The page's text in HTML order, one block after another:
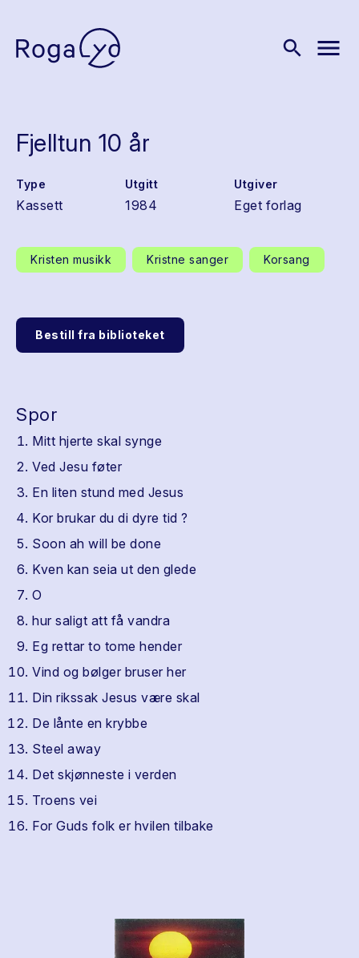
search menu
Fjelltun 10 år
Type
Kassett
Utgitt
1984
Utgiver
Eget forlag
Kristen musikk Kristne sanger Korsang
Bestill fra biblioteket
Spor
Mitt hjerte skal synge
Ved Jesu føter
En liten stund med Jesus
Kor brukar du di dyre tid ?
Soon ah will be done
Kven kan seia ut den glede
O
hur saligt att få vandra
Eg rettar to tome hender
Vind og bølger bruser her
Din rikssak Jesus være skal
De lånte en krybbe
Steel away
Det skjønneste i verden
Troens vei
For Guds folk er hvilen tilbake